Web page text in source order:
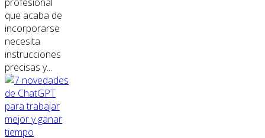
que acaba de
incorporarse
necesita
instrucciones
precisas y...